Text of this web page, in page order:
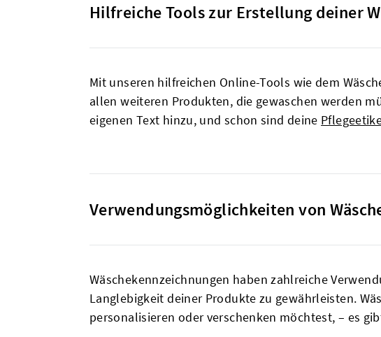
Hilfreiche Tools zur Erstellung deiner
Mit unseren hilfreichen Online-Tools wie dem
allen weiteren Produkten, die gewaschen werden
eigenen Text hinzu, und schon sind deine
Verwendungsmöglichkeiten von
Wäschekennzeichnungen haben zahlreiche
Langlebigkeit deiner Produkte zu gewährleisten.
personalisieren oder verschenken möchtest, – es